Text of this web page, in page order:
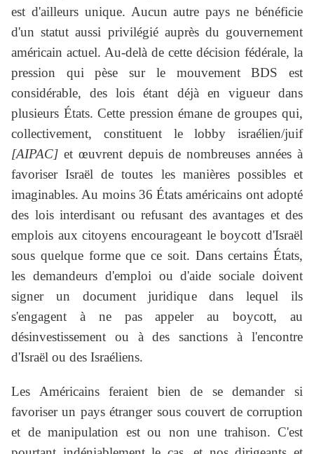
est d'ailleurs unique. Aucun autre pays ne bénéficie
d'un statut aussi privilégié auprès du gouvernement
américain actuel. Au-delà de cette décision fédérale, la
pression qui pèse sur le mouvement BDS est
considérable, des lois étant déjà en vigueur dans
plusieurs États. Cette pression émane de groupes qui,
collectivement, constituent le lobby israélien/juif
[AIPAC] et œuvrent depuis de nombreuses années à
favoriser Israël de toutes les manières possibles et
imaginables. Au moins 36 États américains ont adopté
des lois interdisant ou refusant des avantages et des
emplois aux citoyens encourageant le boycott d'Israël
sous quelque forme que ce soit. Dans certains États,
les demandeurs d'emploi ou d'aide sociale doivent
signer un document juridique dans lequel ils
s'engagent à ne pas appeler au boycott, au
désinvestissement ou à des sanctions à l'encontre
d'Israël ou des Israéliens.
Les Américains feraient bien de se demander si
favoriser un pays étranger sous couvert de corruption
et de manipulation est ou non une trahison. C'est